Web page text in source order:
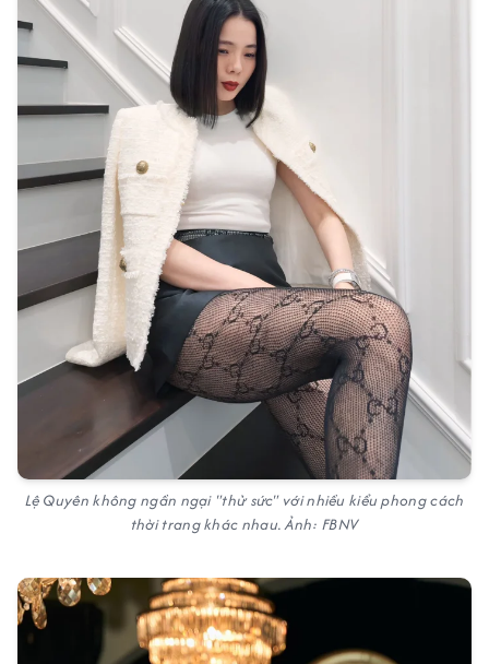
Lệ Quyên không ngần ngại "thử sức" với nhiều kiểu phong cách
thời trang khác nhau. Ảnh: FBNV